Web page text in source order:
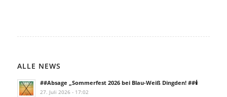
ALLE NEWS
##Absage „Sommerfest 2026 bei Blau-Weiß Dingden! ##🕯️
27. Juli 2026 - 17:02